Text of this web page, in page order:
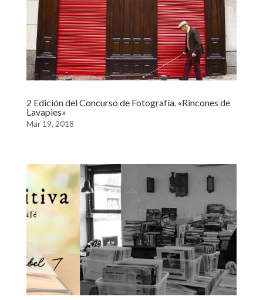
2 Edición del Concurso de Fotografía. «Rincones de
Lavapies»
Mar 19, 2018